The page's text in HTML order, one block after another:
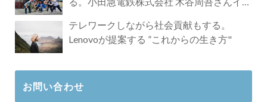
テレワークしながら社会貢献もする。
Lenovoが提案する ”これからの生き方"
お問い合わせ